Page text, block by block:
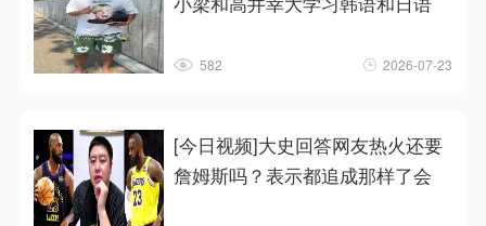
582 2026-07-23
[今日视频]大史回答网友热火还要
詹姆斯吗？表示都追成那样了会